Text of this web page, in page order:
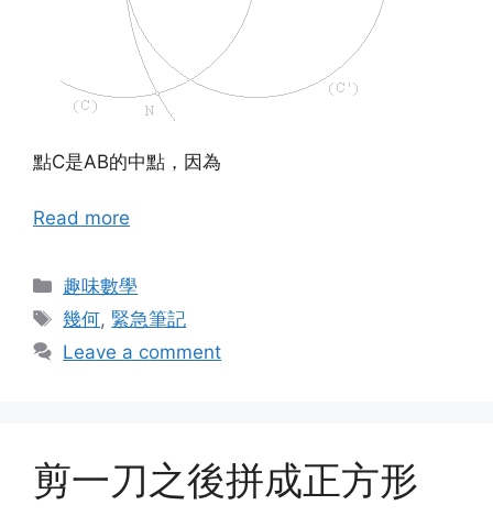
點C是AB的中點，因為
Read more
Categories
趣味數學
Tags
幾何, 緊急筆記
Leave a comment
剪一刀之後拼成正方形